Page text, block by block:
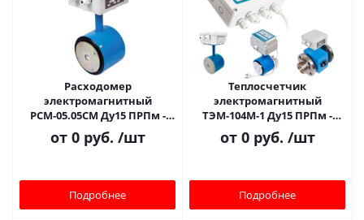
Расходомер
электромагнитный
РСМ-05.05СМ Ду15 ПРПм -
межфланцевое
от 0 руб. /шт
Подробнее
Теплосчетчик
электромагнитный
ТЭМ-104М-1 Ду15 ПРПм -
межфланцевое
от 0 руб. /шт
Подробнее